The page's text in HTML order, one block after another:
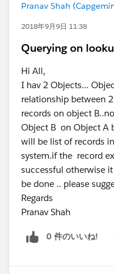
Pranav Shah
2018年9月9日 11:38
Querying on
Hi All,
I hav 2 Objects...
relationship between
records on object
Object B on Object A
will be list of records
system.if the record
successful otherwise
be done .. please
Regards
Pranav Shah
0 件のいいね!